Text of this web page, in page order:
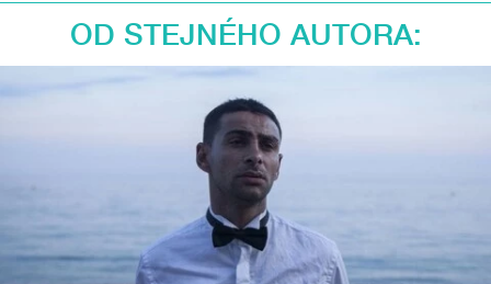
OD STEJNÉHO AUTORA: